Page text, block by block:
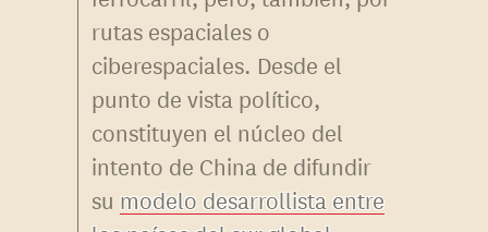
rutas espaciales o
ciberespaciales. Desde el
punto de vista político,
constituyen el núcleo del
intento de China de difundir
su modelo desarrollista entre